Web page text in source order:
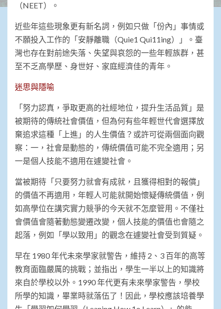
（NEET）。
近些年這些現象更有新名詞，例如只做「份內」事情或
不願投入工作的「安靜離職（Quie1 Qui11ing）」。臺
灣也存在對前途失落、失望與哀怨的一些年輕族群，甚
至不乏高學歷、身世好、家庭經濟佳的青年。
迷思與隱喻
「努力認真，爭取更高的社經地位，提升生活品質」是
被期待的傳統社會價值，但為何有些年輕世代會選擇放
棄追求這種「上進」的人生價值？或許可從兩個面向觀
察：一，社會是動態的，傳統價值可能不完全適用；另
一是個人技能不適用在遽變社會。
當被期待「只要努力就會有成就，且獲得相對的報償」
的價值不再適用，年輕人可能就開始懷疑傳統價值，例
如高學位在講究實力競爭的今天就不怎麼管用。不僅社
會價值會隨著動態變遷改變，個人技能的價值也會隨之
起落，例如「學以致用」的觀念在遽變社會受到質疑。
早在 1980 年代未來學家就警告，維持 2、3 百年的高等
教育面臨嚴厲的挑戰；並指出，學生一半以上的知識將
來自於學校以外。1990 年代更有未來學家警告，學校
所學的知識，畢業時就落伍了！因此，學校應該培養學